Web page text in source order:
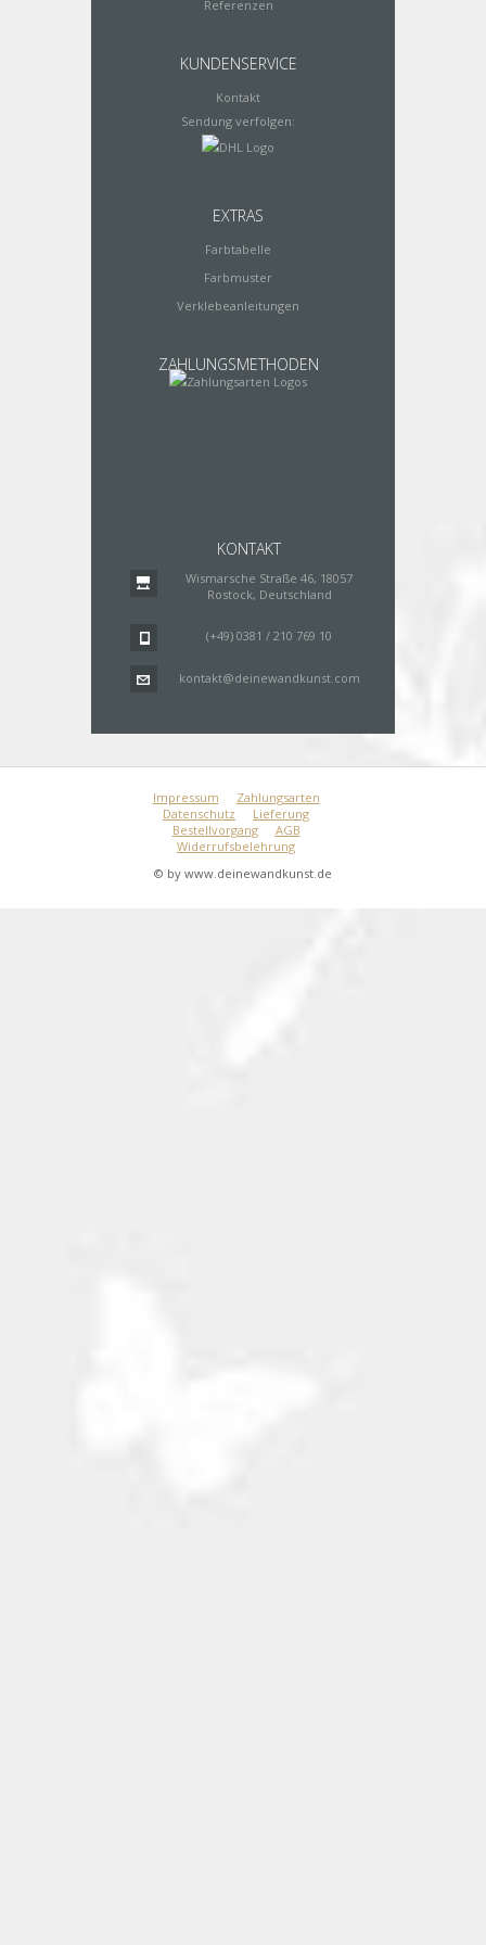
Referenzen
KUNDENSERVICE
Kontakt
Sendung verfolgen:
EXTRAS
Farbtabelle
Farbmuster
Verklebeanleitungen
ZAHLUNGSMETHODEN
KONTAKT
Wismarsche Straße 46, 18057
Rostock, Deutschland
(+49) 0381 / 210 769 10
kontakt@deinewandkunst.com
Impressum
Zahlungsarten
Datenschutz
Lieferung
Bestellvorgang
AGB
Widerrufsbelehrung
© by www.deinewandkunst.de